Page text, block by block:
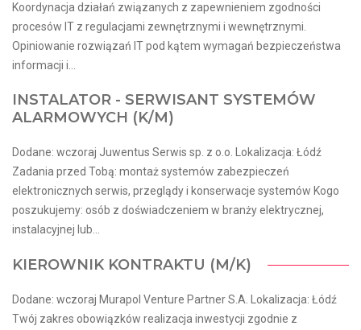
Koordynacja działań związanych z zapewnieniem zgodności
procesów IT z regulacjami zewnętrznymi i wewnętrznymi.
Opiniowanie rozwiązań IT pod kątem wymagań bezpieczeństwa
informacji i...
INSTALATOR - SERWISANT SYSTEMÓW
ALARMOWYCH (K/M)
Dodane: wczoraj Juwentus Serwis sp. z o.o. Lokalizacja: Łódź
Zadania przed Tobą: montaż systemów zabezpieczeń
elektronicznych serwis, przeglądy i konserwacje systemów Kogo
poszukujemy: osób z doświadczeniem w branży elektrycznej,
instalacyjnej lub...
KIEROWNIK KONTRAKTU (M/K)
Dodane: wczoraj Murapol Venture Partner S.A. Lokalizacja: Łódź
Twój zakres obowiązków realizacja inwestycji zgodnie z